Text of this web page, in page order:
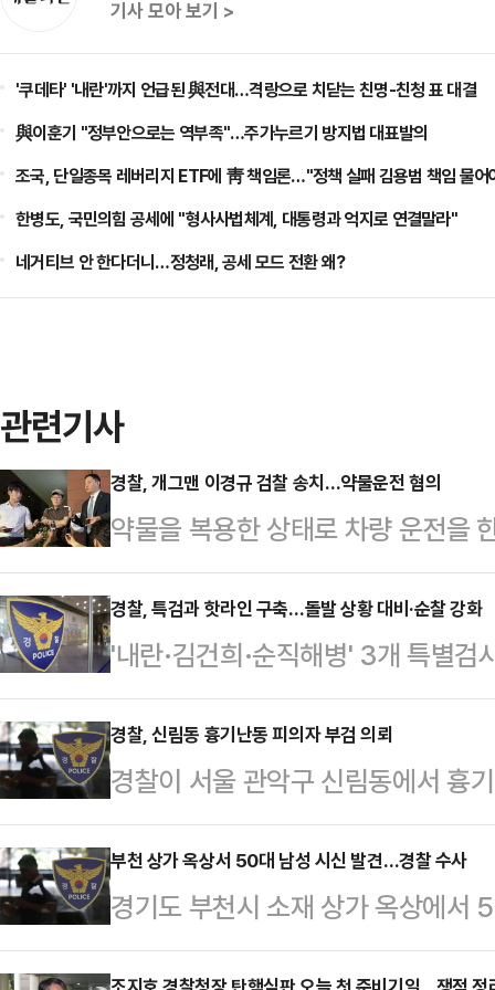
기사 모아 보기 >
'쿠데타' '내란'까지 언급된 與전대…격랑으로 치닫는 친명-친청 표 대결
與이훈기 "정부안으로는 역부족"…주가누르기 방지법 대표발의
조국, 단일종목 레버리지 ETF에 靑 책임론…"정책 실패 김용범 책임 물어
한병도, 국민의힘 공세에 "형사사법체계, 대통령과 억지로 연결말라"
네거티브 안 한다더니…정청래, 공세 모드 전환 왜?
관련기사
경찰, 개그맨 이경규 검찰 송치…약물운전 혐의
약물을 복용한 상태로 차량 운전을
다.2일 경찰에 따르면 서울 강남경
위반)로 이씨를 검찰에 불구속 송
강남구 논현동에서 처방받은 약물
다.그는 당시 차종과 색깔이 같은
신고를 당했으며 약물 간이 시약 검
국립과학수사연구원(국과수)의 양
씨를 피의자 신분으…
경찰, 특검과 핫라인 구축…돌발 상황 대비·순찰 강화
'내란·김건희·순직해병' 3개 특별
과 핫라인을 구축해 특검 사무실 인
나선다.2일 경찰에 따르면 각 특검
는 특검 사무실 인근에서 집회·시
팀과 핫라인을 통해 소통하며 대응
KT광화문빌딩 웨스트에, 순직해병
울고검에 각각 사무실을 두고 있다
명의 초동대응팀을 출동시…
경찰, 신림동 흉기난동 피의자 부검 의뢰
경찰이 서울 관악구 신림동에서 흉
한 부검을 의뢰했다.서울 관악경찰
웃에게 흉기를 휘두른 뒤 투신해
수사연구원에 의뢰했다고 밝혔다.
은 빌라에 거주하는 20대 남성, 30
부천 상가 옥상서 50대 남성 시신 발견…경찰 수사
경기도 부천시 소재 상가 옥상에서
에 나섰다.1일 부천 원미경찰서에